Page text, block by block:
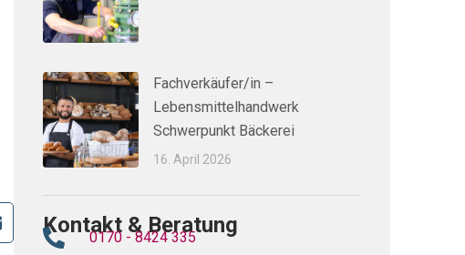
Fachverkäufer/in –
Lebensmittelhandwerk
Schwerpunkt Bäckerei
16. April 2026
Kontakt & Beratung
0170 - 8424 335